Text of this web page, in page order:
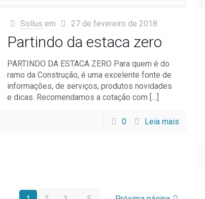
Sollus em 27 de fevereiro de 2018
Partindo da estaca zero
PARTINDO DA ESTACA ZERO Para quem é do
ramo da Construção, é uma excelente fonte de
informações, de serviços, produtos novidades
e dicas. Recomendamos a cotação com […]
0 Leia mais